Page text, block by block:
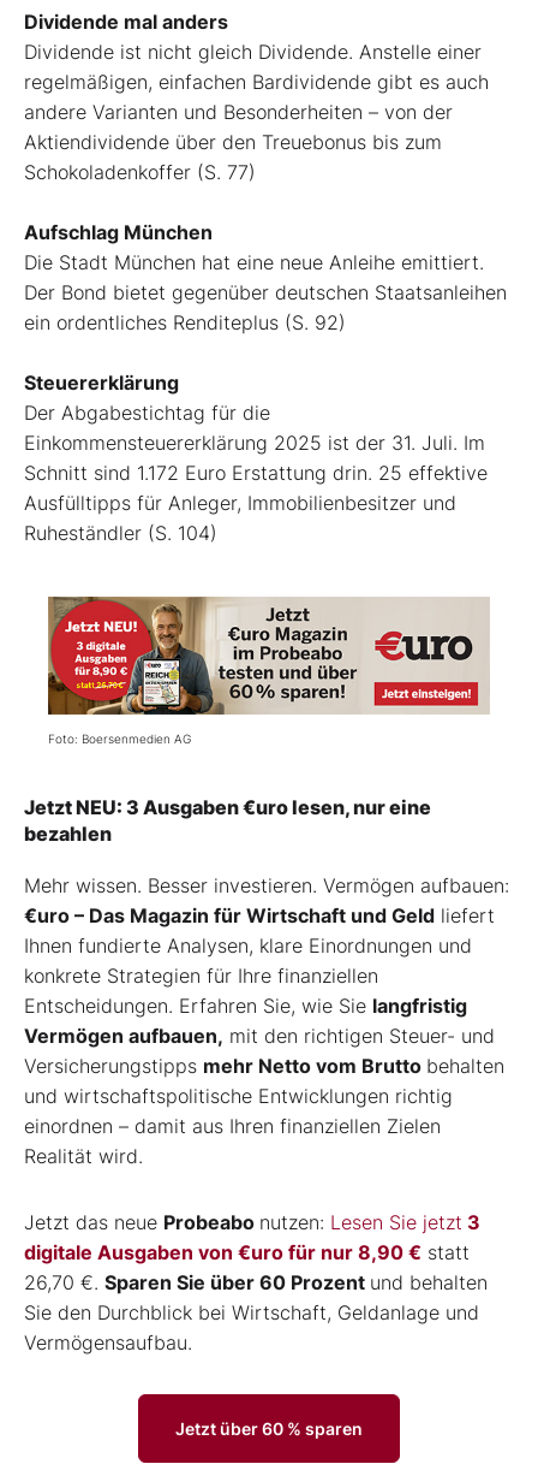
Dividende mal anders
Dividende ist nicht gleich Dividende. Anstelle einer
regelmäßigen, einfachen Bardividende gibt es auch
andere Varianten und Besonderheiten – von der
Aktiendividende über den Treuebonus bis zum
Schokoladenkoffer (S. 77)
Aufschlag München
Die Stadt München hat eine neue Anleihe emittiert.
Der Bond bietet gegenüber deutschen Staatsanleihen
ein ordentliches Renditeplus (S. 92)
Steuererklärung
Der Abgabestichtag für die
Einkommensteuererklärung 2025 ist der 31. Juli. Im
Schnitt sind 1.172 Euro Erstattung drin. 25 effektive
Ausfülltipps für Anleger, Immobilienbesitzer und
Ruheständler (S. 104)
Foto: Boersenmedien AG
Jetzt NEU: 3 Ausgaben €uro lesen, nur eine
bezahlen
Mehr wissen. Besser investieren. Vermögen aufbauen:
€uro – Das Magazin für Wirtschaft und Geld liefert
Ihnen fundierte Analysen, klare Einordnungen und
konkrete Strategien für Ihre finanziellen
Entscheidungen. Erfahren Sie, wie Sie langfristig
Vermögen aufbauen, mit den richtigen Steuer- und
Versicherungstipps mehr Netto vom Brutto behalten
und wirtschaftspolitische Entwicklungen richtig
einordnen – damit aus Ihren finanziellen Zielen
Realität wird.
Jetzt das neue Probeabo nutzen: Lesen Sie jetzt 3
digitale Ausgaben von €uro für nur 8,90 € statt
26,70 €. Sparen Sie über 60 Prozent und behalten
Sie den Durchblick bei Wirtschaft, Geldanlage und
Vermögensaufbau.
Jetzt über 60 % sparen